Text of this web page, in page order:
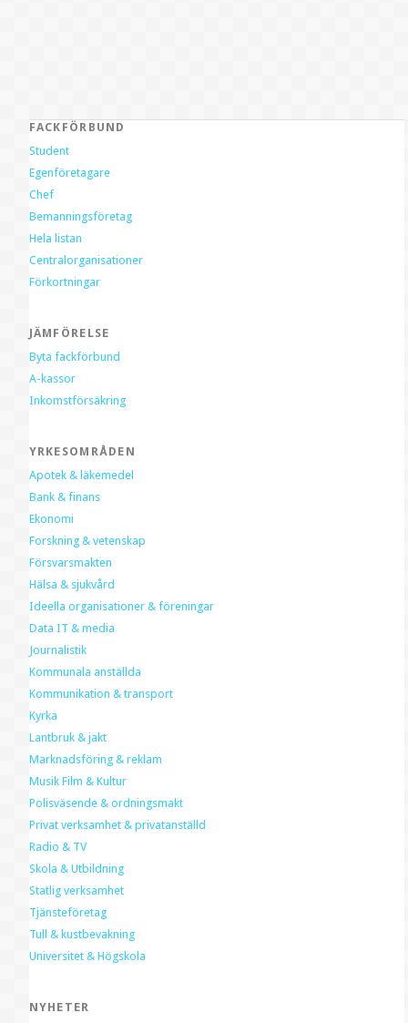
FACKFÖRBUND
Student
Egenföretagare
Chef
Bemanningsföretag
Hela listan
Centralorganisationer
Förkortningar
JÄMFÖRELSE
Byta fackförbund
A-kassor
Inkomstförsäkring
YRKESOMRÅDEN
Apotek & läkemedel
Bank & finans
Ekonomi
Forskning & vetenskap
Försvarsmakten
Hälsa & sjukvård
Ideella organisationer & föreningar
Data IT & media
Journalistik
Kommunala anställda
Kommunikation & transport
Kyrka
Lantbruk & jakt
Marknadsföring & reklam
Musik Film & Kultur
Polisväsende & ordningsmakt
Privat verksamhet & privatanställd
Radio & TV
Skola & Utbildning
Statlig verksamhet
Tjänsteföretag
Tull & kustbevakning
Universitet & Högskola
NYHETER